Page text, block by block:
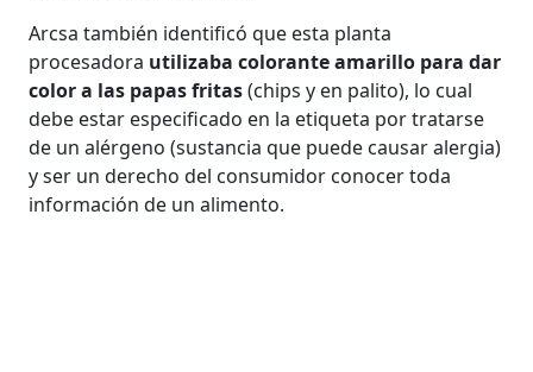
Arcsa también identificó que esta planta
procesadora utilizaba colorante amarillo para dar
color a las papas fritas(chips y en palito), lo cual
debe estar especificado en la etiqueta por tratarse
de un alérgeno (sustancia que puede causar alergia)
y ser un derecho del consumidor conocer toda
información de un alimento.